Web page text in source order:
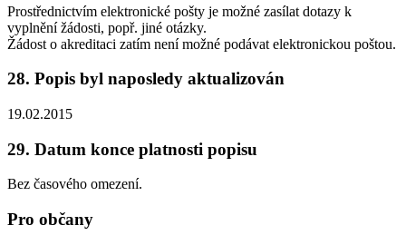
Prostřednictvím elektronické pošty je možné zasílat dotazy k
vyplnění žádosti, popř. jiné otázky.
Žádost o akreditaci zatím není možné podávat elektronickou poštou.
28. Popis byl naposledy aktualizován
19.02.2015
29. Datum konce platnosti popisu
Bez časového omezení.
Pro občany